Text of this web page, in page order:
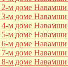
2-м доме
3-м доме
4-м доме
5-м доме
6-м доме
7-м доме
8-м доме